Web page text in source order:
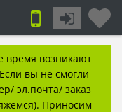
время возникают
вы не смогли
эл.почта/ заказ
Приносим